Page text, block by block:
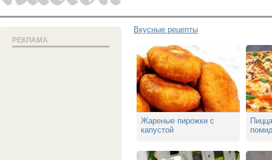
Вкусные рецепты
РЕКЛАМА
Жареные пирожки с
капустой